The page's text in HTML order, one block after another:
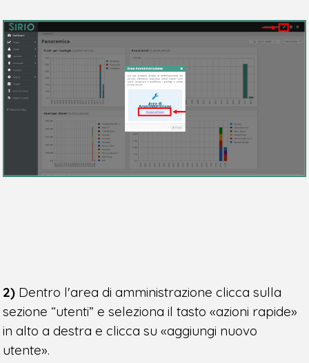
2) Dentro l'area di amministrazione clicca sulla
sezione “utenti” e seleziona il tasto «azioni rapide»
in alto a destra e clicca su «aggiungi nuovo
utente».